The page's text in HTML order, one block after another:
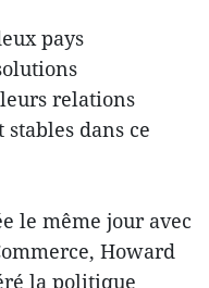
pays
relations
dans ce
le même jour avec
Howard
la politique